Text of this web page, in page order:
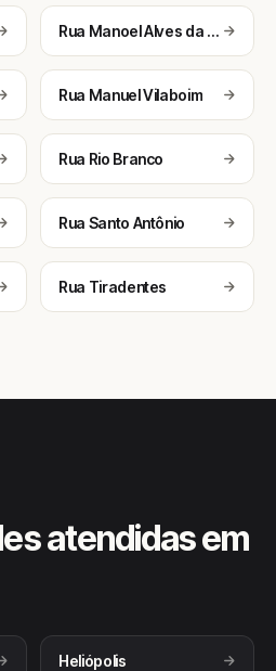
Rua Manoel Alves da Fonseca
Rua Manuel Vilaboim
Rua Rio Branco
Rua Santo Antônio
Rua Tiradentes
atendidas em
Heliópolis